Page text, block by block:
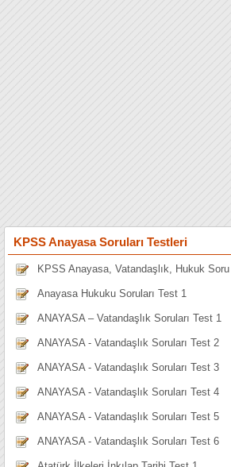
KPSS Anayasa Soruları Testleri
KPSS Anayasa, Vatandaşlık, Hukuk Soru
Anayasa Hukuku Soruları Test 1
ANAYASA – Vatandaşlık Soruları Test 1
ANAYASA - Vatandaşlık Soruları Test 2
ANAYASA - Vatandaşlık Soruları Test 3
ANAYASA - Vatandaşlık Soruları Test 4
ANAYASA - Vatandaşlık Soruları Test 5
ANAYASA - Vatandaşlık Soruları Test 6